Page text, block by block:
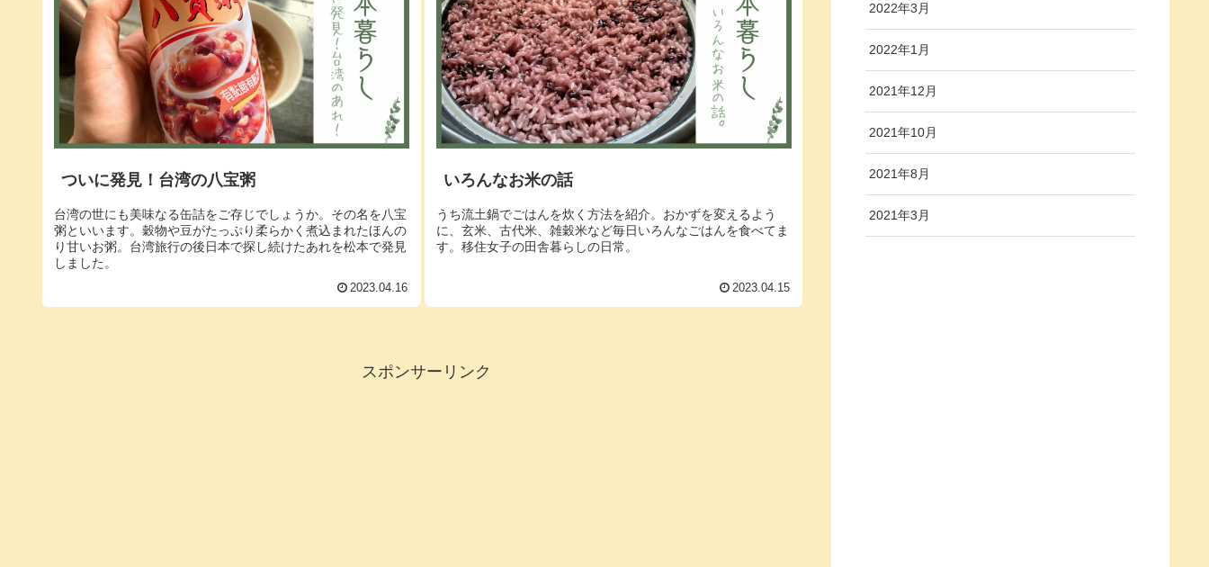
ついに発見！台湾の八宝粥
台湾の世にも美味なる缶詰をご存じでしょうか。その名を八宝
粥といいます。穀物や豆がたっぷり柔らかく煮込まれたほんの
り甘いお粥。台湾旅行の後日本で探し続けたあれを松本で発見
しました。
2023.04.16
いろんなお米の話
うち流土鍋でごはんを炊く方法を紹介。おかずを変えるよう
に、玄米、古代米、雑穀米など毎日いろんなごはんを食べてま
す。移住女子の田舎暮らしの日常。
2023.04.15
スポンサーリンク
2022年3月
2022年1月
2021年12月
2021年10月
2021年8月
2021年3月